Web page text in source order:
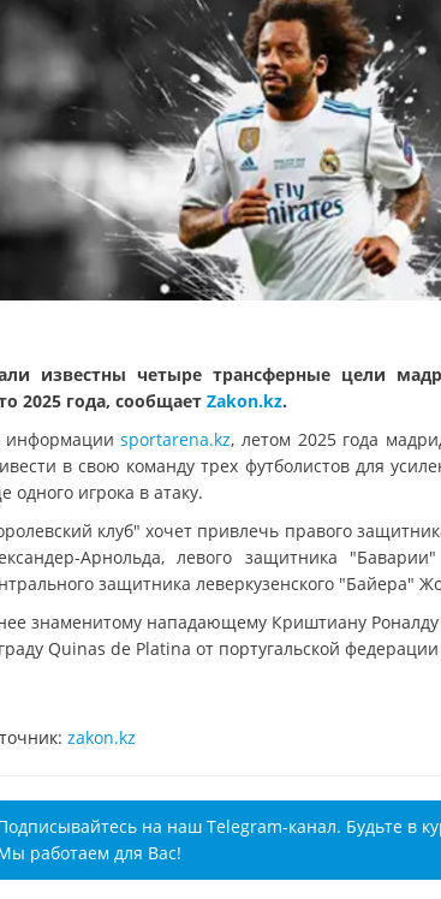
известны четыре трансферные цели
2025 года, сообщает Zakon.kz.
информацииsportarena.kz, летом 2025 года
в свою команду трех футболистов для
одного игрока в атаку.
клуб" хочет привлечь правого
Арнольда, левого защитника
защитника леверкузенского "Байера"
знаменитому нападающему Криштиану Роналду
Quinas de Platina от португальской
zakon.kz
на наш Telegram-канал. Будьте в
работаем для Вас!